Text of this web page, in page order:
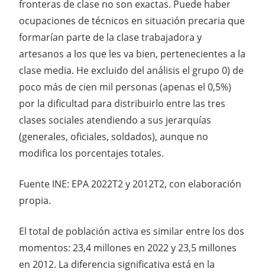
fronteras de clase no son exactas. Puede haber
ocupaciones de técnicos en situación precaria que
formarían parte de la clase trabajadora y
artesanos a los que les va bien, pertenecientes a la
clase media. He excluido del análisis el grupo 0) de
poco más de cien mil personas (apenas el 0,5%)
por la dificultad para distribuirlo entre las tres
clases sociales atendiendo a sus jerarquías
(generales, oficiales, soldados), aunque no
modifica los porcentajes totales.
Fuente INE: EPA 2022T2 y 2012T2, con elaboración
propia.
El total de población activa es similar entre los dos
momentos: 23,4 millones en 2022 y 23,5 millones
en 2012. La diferencia significativa está en la